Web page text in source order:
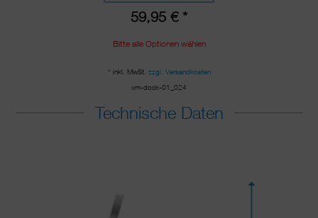
59,95 € *
Bitte alle Optionen wählen
* inkl. MwSt. zzgl. Versandkosten
xm-dock-01_024
Technische Daten